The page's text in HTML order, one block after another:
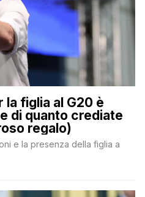
figlia al G20 è
di quanto crediate
regalo)
e la presenza della figlia a